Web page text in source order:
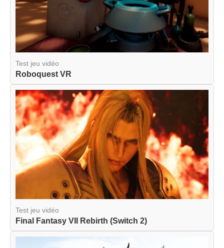
Test jeu vidéo
Roboquest VR
Test jeu vidéo
Final Fantasy VII Rebirth (Switch 2)